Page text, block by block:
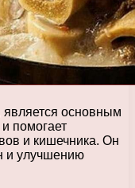
является основным
помогает
и кишечника. Он
и улучшению